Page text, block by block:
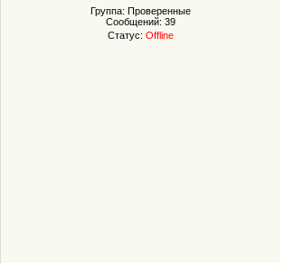
Группа: Проверенные
Сообщений: 39
Статус: Offline